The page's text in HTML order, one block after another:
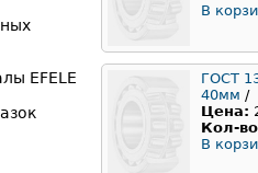
В
ГОСТ
40мм /
Цена:
Кол-
В
EFELE